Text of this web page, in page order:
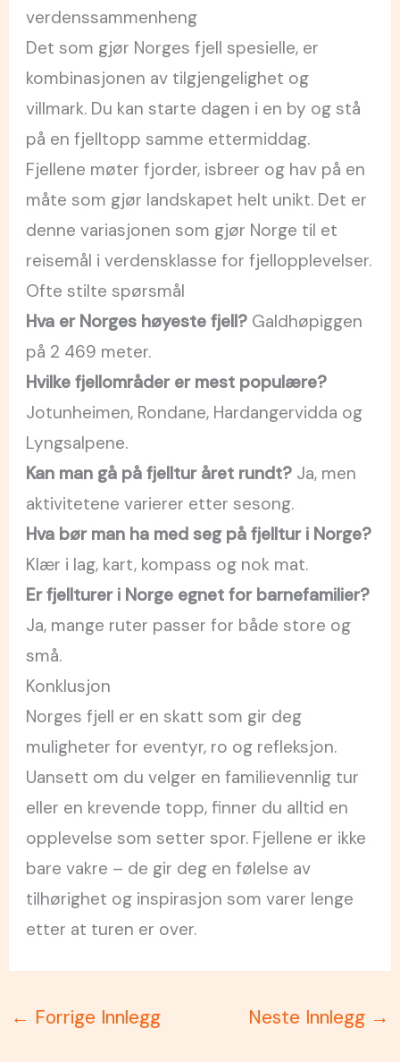
verdenssammenheng
Det som gjør Norges fjell spesielle, er
kombinasjonen av tilgjengelighet og
villmark. Du kan starte dagen i en by og stå
på en fjelltopp samme ettermiddag.
Fjellene møter fjorder, isbreer og hav på en
måte som gjør landskapet helt unikt. Det er
denne variasjonen som gjør Norge til et
reisemål i verdensklasse for fjellopplevelser.
Ofte stilte spørsmål
Hva er Norges høyeste fjell? Galdhøpiggen
på 2 469 meter.
Hvilke fjellområder er mest populære?
Jotunheimen, Rondane, Hardangervidda og
Lyngsalpene.
Kan man gå på fjelltur året rundt? Ja, men
aktivitetene varierer etter sesong.
Hva bør man ha med seg på fjelltur i Norge?
Klær i lag, kart, kompass og nok mat.
Er fjellturer i Norge egnet for barnefamilier?
Ja, mange ruter passer for både store og
små.
Konklusjon
Norges fjell er en skatt som gir deg
muligheter for eventyr, ro og refleksjon.
Uansett om du velger en familievennlig tur
eller en krevende topp, finner du alltid en
opplevelse som setter spor. Fjellene er ikke
bare vakre – de gir deg en følelse av
tilhørighet og inspirasjon som varer lenge
etter at turen er over.
← Forrige Innlegg Neste Innlegg →